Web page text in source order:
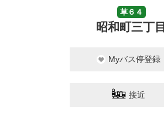
草６４
昭和町三丁目
Myバス停登録
接近